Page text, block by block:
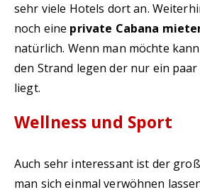
sehr viele Hotels dort an.
noch eine private Cabana
natürlich. Wenn man möchte
den Strand legen der nur ein
liegt.
Wellness und Sport
Auch sehr interessant ist der
man sich einmal verwöhnen